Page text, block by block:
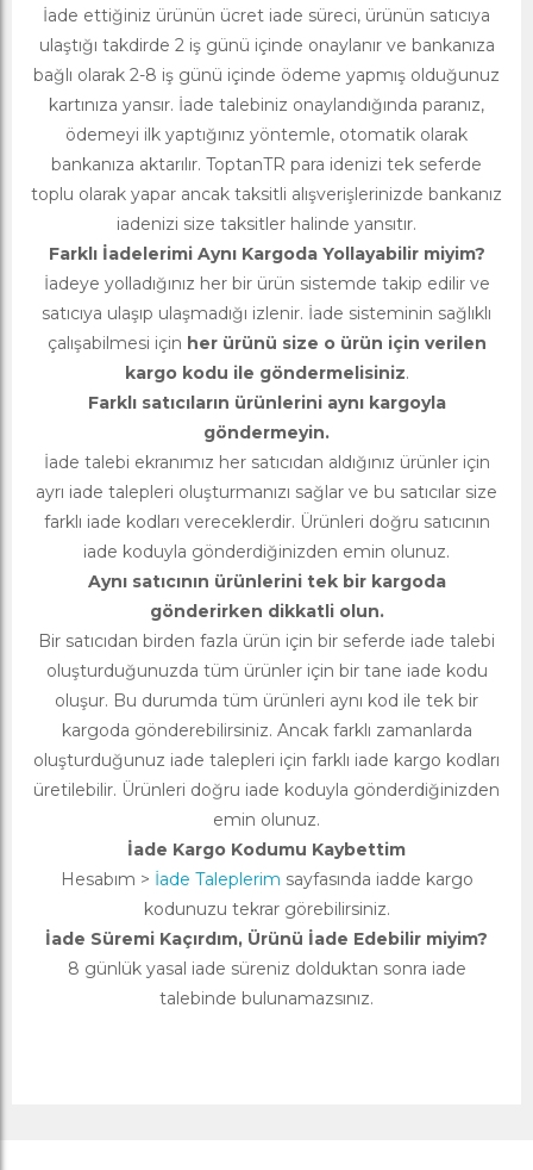
İade ettiğiniz ürünün ücret iade süreci, ürünün satıcıya
ulaştığı takdirde 2 iş günü içinde onaylanır ve bankanıza
bağlı olarak 2-8 iş günü içinde ödeme yapmış olduğunuz
kartınıza yansır. İade talebiniz onaylandığında paranız,
ödemeyi ilk yaptığınız yöntemle, otomatik olarak
bankanıza aktarılır. ToptanTR para idenizi tek seferde
toplu olarak yapar ancak taksitli alışverişlerinizde bankanız
iadenizi size taksitler halinde yansıtır.
Farklı İadelerimi Aynı Kargoda Yollayabilir miyim?
İadeye yolladığınız her bir ürün sistemde takip edilir ve
satıcıya ulaşıp ulaşmadığı izlenir. İade sisteminin sağlıklı
çalışabilmesi için her ürünü size o ürün için verilen
kargo kodu ile göndermelisiniz.
Farklı satıcıların ürünlerini aynı kargoyla
göndermeyin.
İade talebi ekranımız her satıcıdan aldığınız ürünler için
ayrı iade talepleri oluşturmanızı sağlar ve bu satıcılar size
farklı iade kodları vereceklerdir. Ürünleri doğru satıcının
iade koduyla gönderdiğinizden emin olunuz.
Aynı satıcının ürünlerini tek bir kargoda
gönderirken dikkatli olun.
Bir satıcıdan birden fazla ürün için bir seferde iade talebi
oluşturduğunuzda tüm ürünler için bir tane iade kodu
oluşur. Bu durumda tüm ürünleri aynı kod ile tek bir
kargoda gönderebilirsiniz. Ancak farklı zamanlarda
oluşturduğunuz iade talepleri için farklı iade kargo kodları
üretilebilir. Ürünleri doğru iade koduyla gönderdiğinizden
emin olunuz.
İade Kargo Kodumu Kaybettim
Hesabım > İade Taleplerim sayfasında iadde kargo
kodunuzu tekrar görebilirsiniz.
İade Süremi Kaçırdım, Ürünü İade Edebilir miyim?
8 günlük yasal iade süreniz dolduktan sonra iade
talebinde bulunamazsınız.